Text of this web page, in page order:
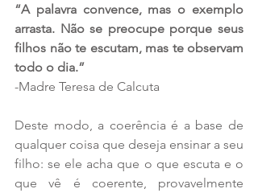
“A palavra convence, mas o exemplo
arrasta. Não se preocupe porque seus
filhos não te escutam, mas te observam
todo o dia.”
-Madre Teresa de Calcuta
Deste modo, a coerência é a base de
qualquer coisa que deseja ensinar a seu
filho: se ele acha que o que escuta e o
que vê é coerente, provavelmente